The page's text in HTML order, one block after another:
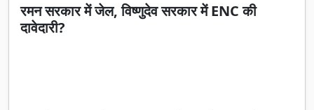
रमन सरकार में जेल, विष्णुदेव सरकार में ENC की
दावेदारी?